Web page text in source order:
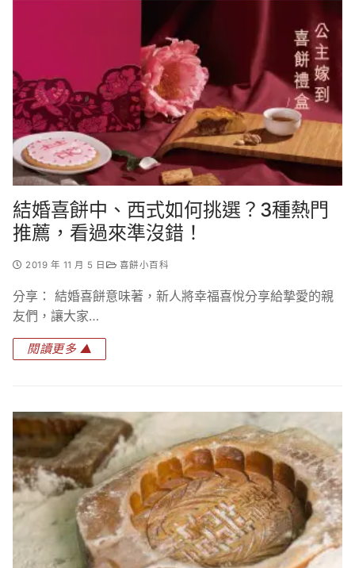
結婚喜餅中、西式如何挑選？3種熱門
推薦，看過來準沒錯！
2019 年 11 月 5 日 喜餅小百科
分享： 結婚喜餅意味著，新人將幸福喜悅分享給摯愛的親
友們，讓大家…
閱讀更多 ▲